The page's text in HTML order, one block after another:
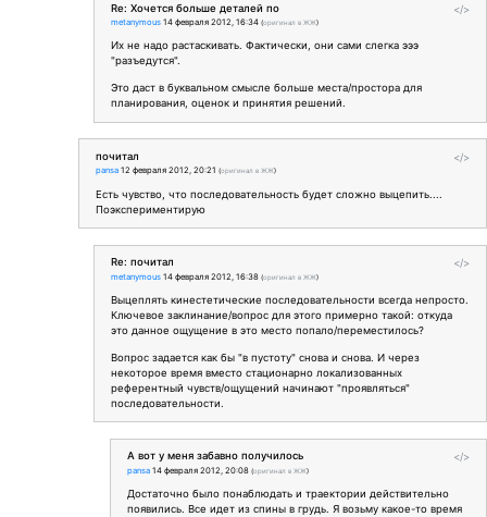
</>
Re: Хочется больше деталей по
metanymous 14 февраля 2012, 16:34 (оригинал в ЖЖ)
Их не надо растаскивать. Фактически, они сами слегка эээ
"разъедутся".
Это даст в буквальном смысле больше места/простора для
планирования, оценок и принятия решений.
</>
почитал
pansa 12 февраля 2012, 20:21 (оригинал в ЖЖ)
Есть чувство, что последовательность будет сложно выцепить....
Поэкспериментирую
</>
Re: почитал
metanymous 14 февраля 2012, 16:38 (оригинал в ЖЖ)
Выцеплять кинестетические последовательности всегда непросто.
Ключевое заклинание/вопрос для этого примерно такой: откуда
это данное ощущение в это место попало/переместилось?
Вопрос задается как бы "в пустоту" снова и снова. И через
некоторое время вместо стационарно локализованных
референтный чувств/ощущений начинают "проявляться"
последовательности.
</>
А вот у меня забавно получилось
pansa 14 февраля 2012, 20:08 (оригинал в ЖЖ)
Достаточно было понаблюдать и траектории действительно
появились. Все идет из спины в грудь. Я возьму какое-то время